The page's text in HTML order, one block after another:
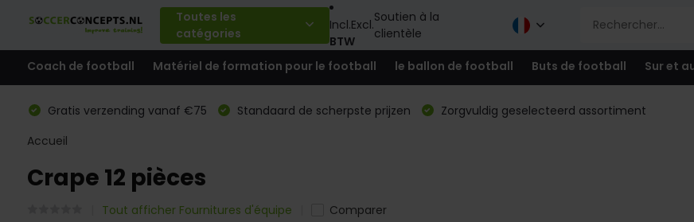
Toutes les
catégories
Incl.Excl.
BTW
Soutien à la
clientèle
Coach de football Matériel de formation pour le football le ballon de football Buts de football Sur et
Gratis verzending vanaf €75 Standaard de scherpste prijzen
Zorgvuldig geselecteerd assortiment
Accueil
Crape 12 pièces
Tout afficher Fournitures d'équipe Comparer